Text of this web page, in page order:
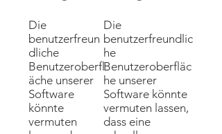
Die
benutzerfreun
dliche
Benutzeroberfl
äche unserer
Software
könnte
vermuten
Die
benutzerfreundlic
he
Benutzeroberfläc
he unserer
Software könnte
vermuten lassen,
dass eine